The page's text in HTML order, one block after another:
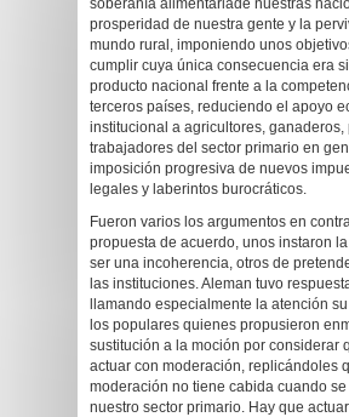
soberanía alimentariade nuestras
prosperidad de nuestra gente y la
mundo rural, imponiendo unos
cumplir cuya única consecuencia era
producto nacional frente a la
terceros países, reduciendo el apoyo
institucional a agricultores, ganaderos,
trabajadores del sector primario en
imposición progresiva de nuevos
legales y laberintos burocráticos.
Fueron varios los argumentos en
propuesta de acuerdo, unos instaron
ser una incoherencia, otros de
las instituciones. Aleman tuvo
llamando especialmente la atención
los populares quienes propusieron
sustitución a la moción por considerar
actuar con moderación, replicándoles
moderación no tiene cabida cuando
nuestro sector primario. Hay que